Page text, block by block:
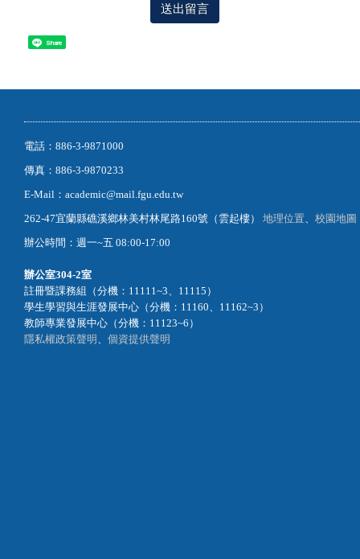
送出留言
Share
電話：886-3-9871000
傳真：886-3-9870233
E-Mail：academic@mail.fgu.edu.tw
262-47宜蘭縣礁溪鄉林美村林尾路160號（雲起樓） 地理位置
校園地圖
辦公時間：週一~五 08:00-17:00
辦公室304-2室
註冊暨課務組（分機：11111~3、11115）
學生學習與生涯發展中心（分機：11160、11162~3）
教師專業發展中心（分機：11123~6）
隱私權政策聲明
個資提供聲明